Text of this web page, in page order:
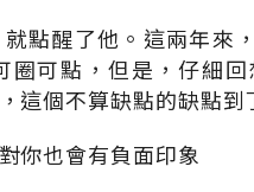
點醒了他。這兩年來
圈可點，但是，仔細
這個不算缺點的缺點到
你也會有負面印象